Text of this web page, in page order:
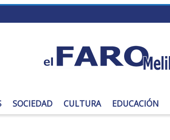
SOCIEDAD CULTURA EDUCACIÓN